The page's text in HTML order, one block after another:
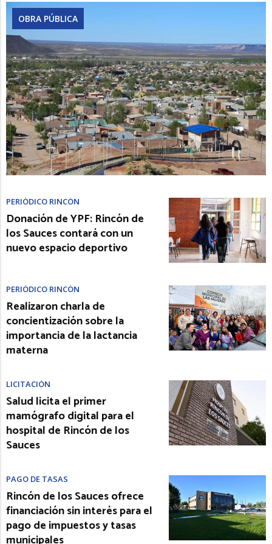
OBRA PÚBLICA
PERIÓDICO RINCÓN
Donación de YPF: Rincón de
los Sauces contará con un
nuevo espacio deportivo
PERIÓDICO RINCÓN
Realizaron charla de
concientización sobre la
importancia de la lactancia
materna
LICITACIÓN
Salud licita el primer
mamógrafo digital para el
hospital de Rincón de los
Sauces
PAGO DE TASAS
Rincón de los Sauces ofrece
financiación sin interés para el
pago de impuestos y tasas
municipales